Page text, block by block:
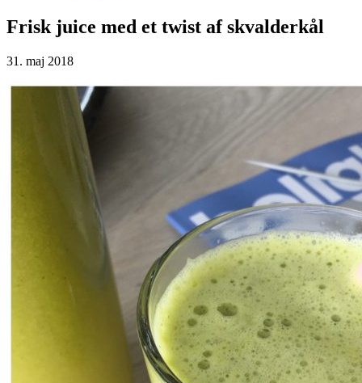
Frisk juice med et twist af skvalderkål
31. maj 2018